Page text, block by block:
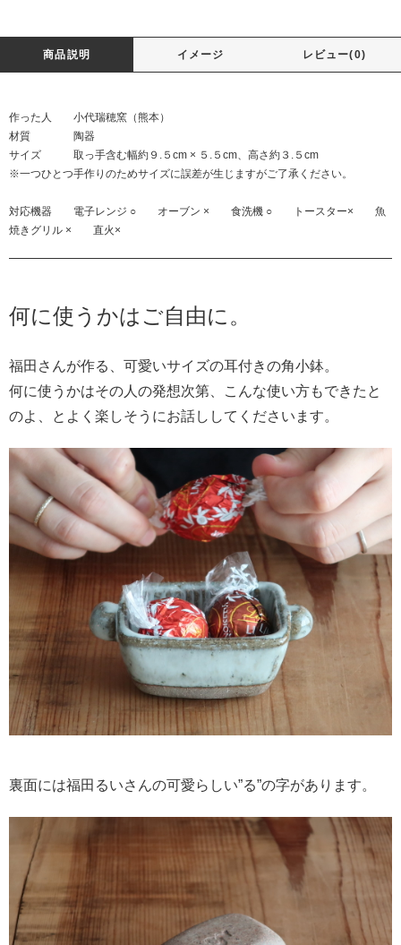
商品説明 イメージ レビュー(0)
作った人 小代瑞穂窯（熊本）
材質 陶器
サイズ 取っ手含む幅約９.５cm × ５.５cm、高さ約３.５cm
※一つひとつ手作りのためサイズに誤差が生じますがご了承ください。
対応機器 電子レンジ ○ オーブン × 食洗機 ○ トースター× 魚
焼きグリル × 直火×
何に使うかはご自由に。
福田さんが作る、可愛いサイズの耳付きの角小鉢。
何に使うかはその人の発想次第、こんな使い方もできたと
のよ、とよく楽しそうにお話ししてくださいます。
裏面には福田るいさんの可愛らしい”る”の字があります。